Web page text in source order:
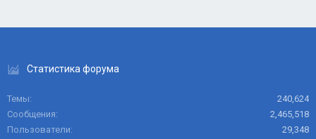
Статистика форума
Темы
240,624
Сообщения
2,465,518
Пользователи
29,348